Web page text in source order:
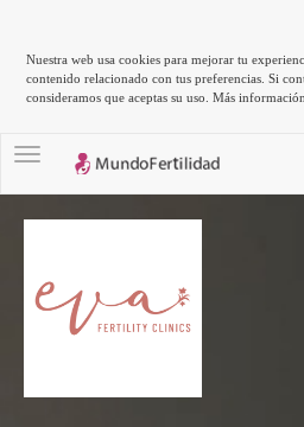
Nuestra web usa cookies para mejorar tu
contenido relacionado con tus preferencias. Si
consideramos que aceptas su uso.Más información
Toggle navigation